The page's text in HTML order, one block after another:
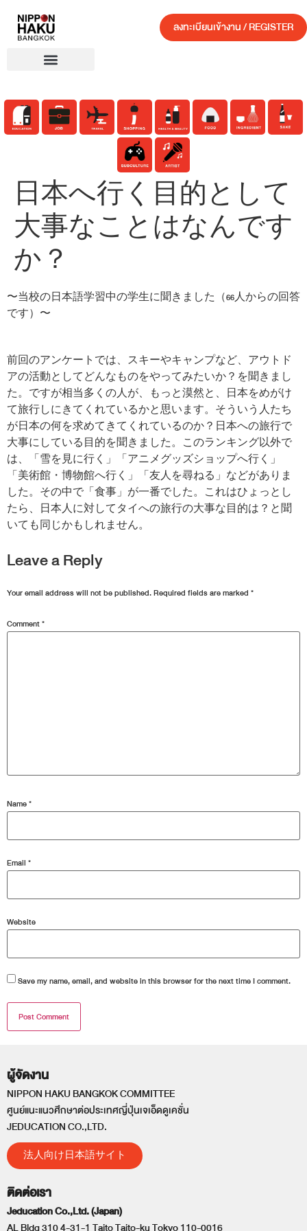
ลงทะเบียนเข้างาน / REGISTER
日本へ行く目的として
大事なことはなんです
か？
〜当校の日本語学習中の学生に聞きました（66人からの回答
です）〜
前回のアンケートでは、スキーやキャンプなど、アウトド
アの活動としてどんなものをやってみたいか？を聞きまし
た。ですが相当多くの人が、もっと漠然と、日本をめがけ
て旅行しにきてくれているかと思います。そういう人たち
が日本の何を求めてきてくれているのか？日本への旅行で
大事にしている目的を聞きました。このランキング以外で
は、「雪を見に行く」「アニメグッズショップへ行く」
「美術館・博物館へ行く」「友人を尋ねる」などがありま
した。その中で「食事」が一番でした。これはひょっとし
たら、日本人に対してタイへの旅行の大事な目的は？と聞
いても同じかもしれません。
Leave a Reply
Your email address will not be published.Required fields are marked *
Comment*
Name*
Email *
Website
Save my name, email, and website in this browser for the next time I comment.
ผู้จัดงาน
NIPPON HAKU BANGKOK COMMITTEE
ศูนย์แนะแนวศึกษาต่อประเทศญี่ปุ่นเจเอ็ดดูเคชั่น
JEDUCATION CO.,LTD.
法人向け日本語サイト
ติดต่อเรา
Jeducation Co.,Ltd. (Japan)